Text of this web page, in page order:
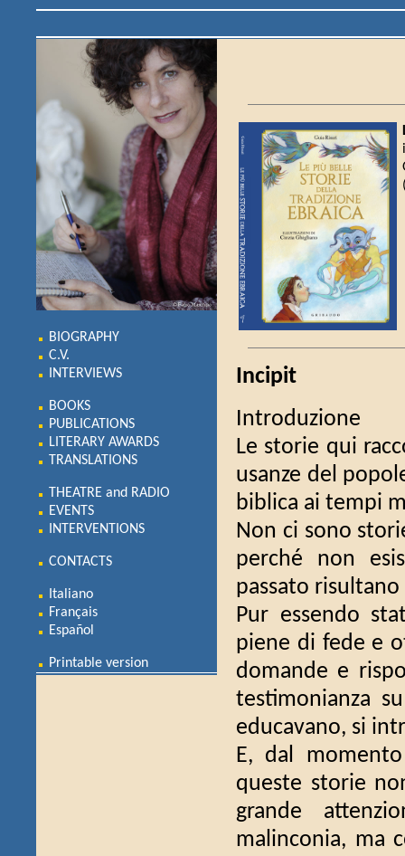
BIOGRAPHY
C.V.
INTERVIEWS
BOOKS
PUBLICATIONS
LITERARY AWARDS
TRANSLATIONS
THEATRE and RADIO
EVENTS
INTERVENTIONS
CONTACTS
Italiano
Français
Español
Printable version
Incipit
Introduzione
Le storie qui
usanze del
biblica ai tempi
Non ci sono
perché non
passato
Pur essendo
piene di fede e
domande e
testimonianza
educavano, si
E, dal
queste storie
grande
malinconia, ma